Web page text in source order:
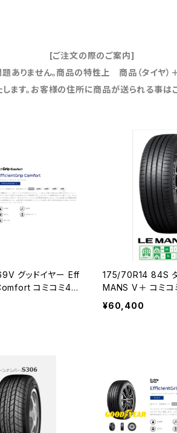
[ご注文の際のご案内]
りません。商品の特性上 商品（タイヤ）
す。お客様の住所に商品が送られる事はご
グッドイヤー Eff
コミコミ4本
175/70R14 84S
MANS V＋ コミコ
¥60,400